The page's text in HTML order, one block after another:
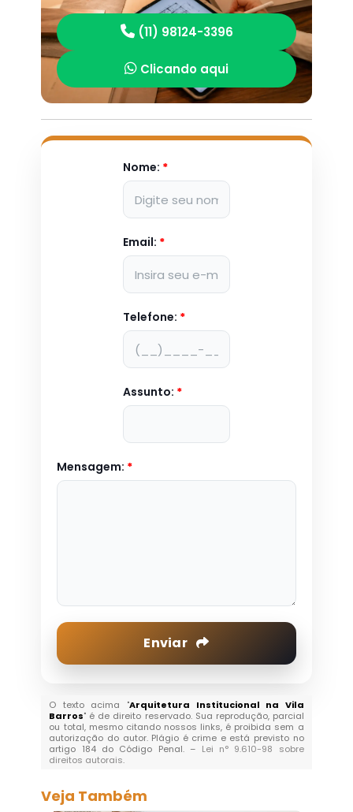
(11) 98124-3396
Clicando aqui
Nome: *
Email: *
Telefone: *
Assunto: *
Mensagem: *
Enviar
O texto acima "Arquitetura Institucional na Vila
Barros" é de direito reservado. Sua reprodução, parcial
ou total, mesmo citando nossos links, é proibida sem a
autorização do autor. Plágio é crime e está previsto no
artigo 184 do Código Penal. – Lei n° 9.610-98 sobre
direitos autorais.
Veja Também